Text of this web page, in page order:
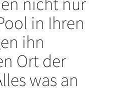
in Ihren
ihn
Ort der
was an